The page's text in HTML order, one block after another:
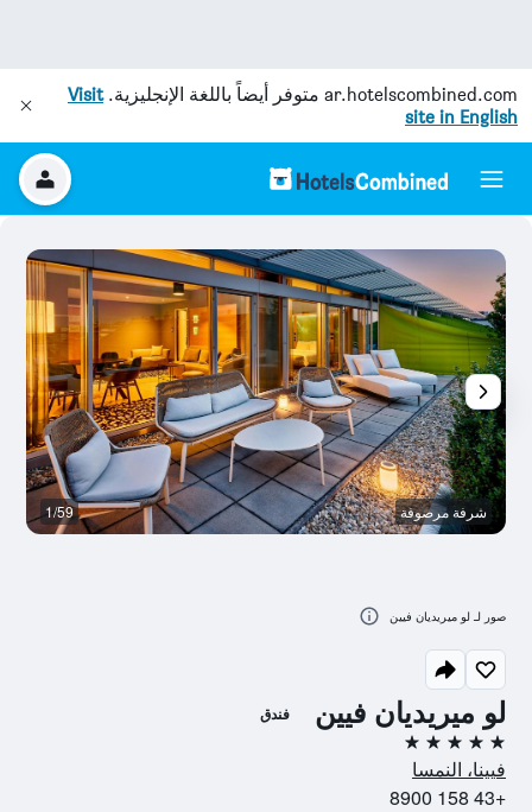
ar.hotelscombined.com متوفر أيضاً باللغة الإنجليزية.Visit
site in English
لو ميريديان فيين فندق
5 نجوم
فيينا، النمسا
+43 158 8900
شرفة مرصوفة 1/59
صور لـ لو ميريديان فيين